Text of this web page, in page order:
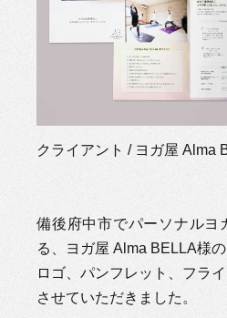
クライアント / ヨガ屋 Alma
備後府中市でパーソナルヨ
る、ヨガ屋 Alma BELLA様の
ロゴ、パンフレット、フラ
させていただきました。